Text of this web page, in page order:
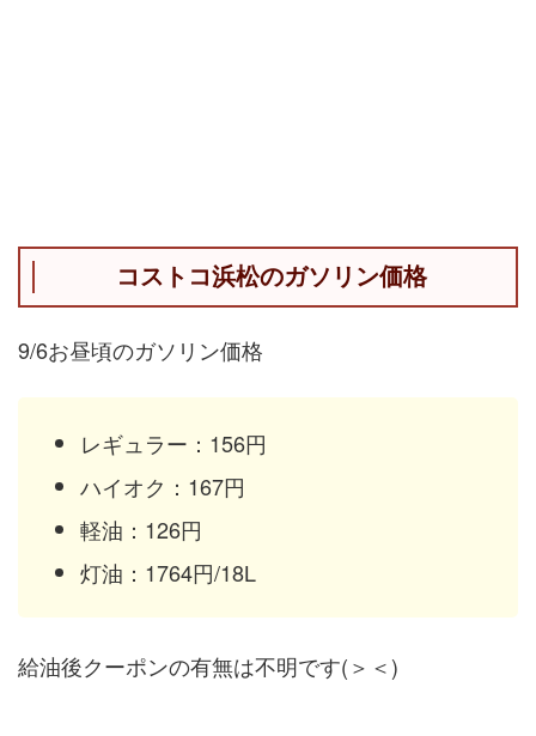
コストコ浜松のガソリン価格
9/6お昼頃のガソリン価格
レギュラー：156円
ハイオク：167円
軽油：126円
灯油：1764円/18L
給油後クーポンの有無は不明です(＞＜)